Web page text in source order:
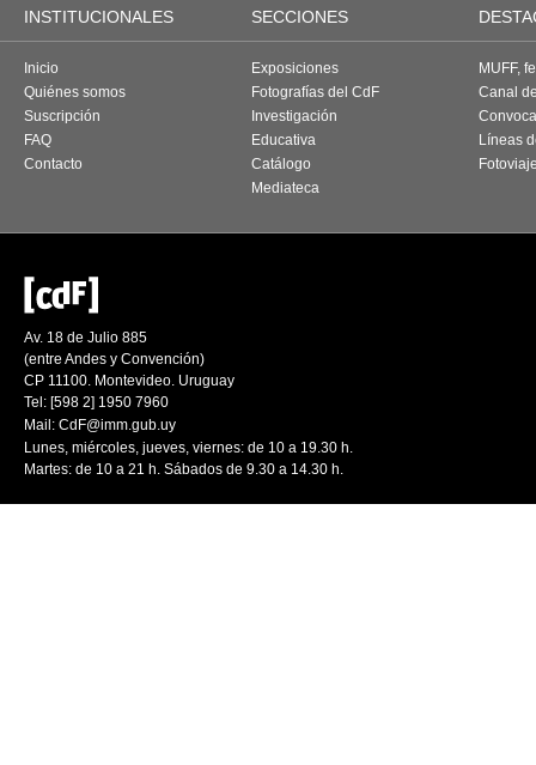
INSTITUCIONALES SECCIONES
Inicio
Quiénes somos
Suscripción
FAQ
Contacto
Exposiciones
Fotografías del CdF
Investigación
Educativa
Catálogo
Mediateca
MUFF,
Canal
Líneas
Av. 18 de Julio 885
(entre Andes y Convención)
CP 11100. Montevideo. Uruguay
Tel: [598 2] 1950 7960
Mail: CdF@imm.gub.uy
Lunes, miércoles, jueves, viernes: de 10 a 19.30 h.
Martes: de 10 a 21 h. Sábados de 9.30 a 14.30 h.